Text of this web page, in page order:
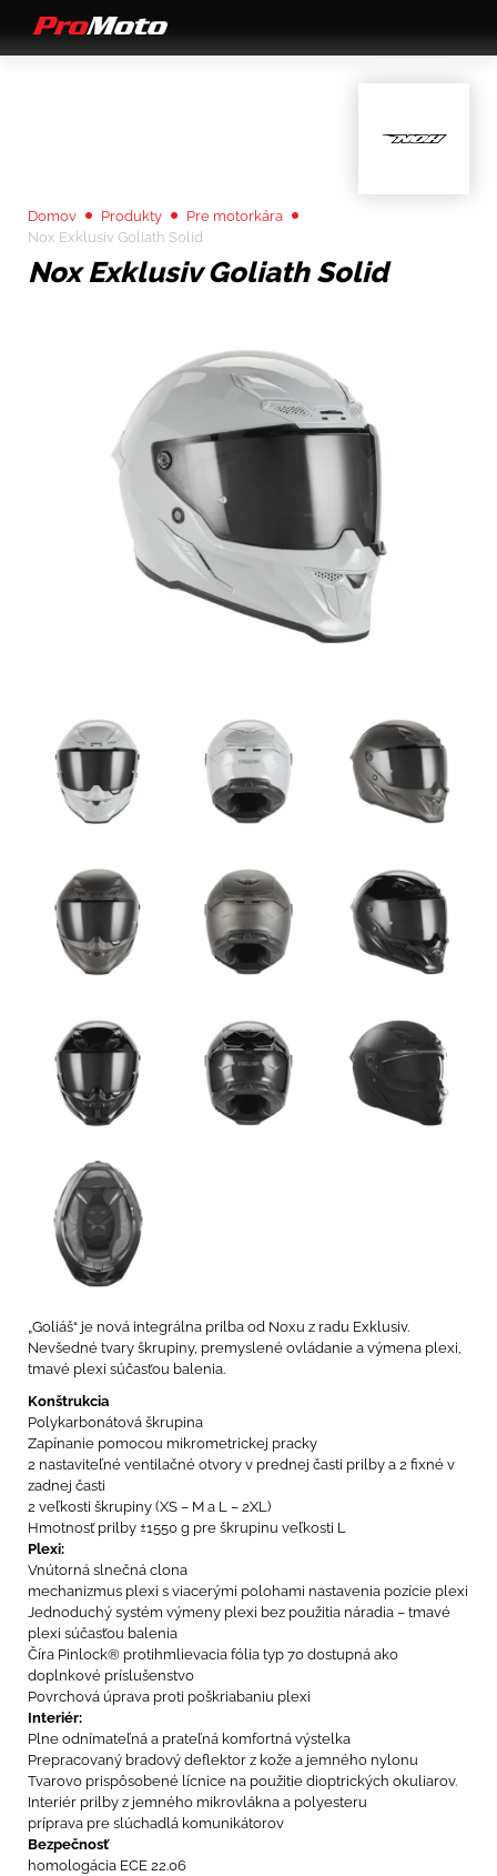
Domov Produkty
Pre motorkára
Nox Exklusiv Goliath Solid
Nox Exklusiv Goliath Solid
„Goliáš“ je nová integrálna prilba od Noxu z radu Exklusiv.
Nevšedné tvary škrupiny, premyslené ovládanie a výmena plexi,
tmavé plexi súčasťou balenia.
Konštrukcia
Polykarbonátová škrupina
Zapínanie pomocou mikrometrickej pracky
2 nastaviteľné ventilačné otvory v prednej časti prilby a 2 fixné v
zadnej časti
2 veľkosti škrupiny (XS – M a L – 2XL)
Hmotnosť prilby ±1550 g pre škrupinu veľkosti L
Plexi:
Vnútorná slnečná clona
mechanizmus plexi s viacerými polohami nastavenia pozície plexi
Jednoduchý systém výmeny plexi bez použitia náradia – tmavé
plexi súčasťou balenia
Číra Pinlock® protihmlievacia fólia typ 70 dostupná ako
doplnkové príslušenstvo
Povrchová úprava proti poškriabaniu plexi
Interiér:
Plne odnímateľná a prateľná komfortná výstelka
Prepracovaný bradový deflektor z kože a jemného nylonu
Tvarovo prispôsobené lícnice na použitie dioptrických okuliarov.
Interiér prilby z jemného mikrovlákna a polyesteru
príprava pre slúchadlá komunikátorov
Bezpečnosť
homologácia ECE 22.06